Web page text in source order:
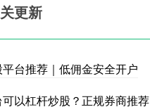
更新
台推荐｜低佣金安全开户
以杠杆炒股？正规券商推荐